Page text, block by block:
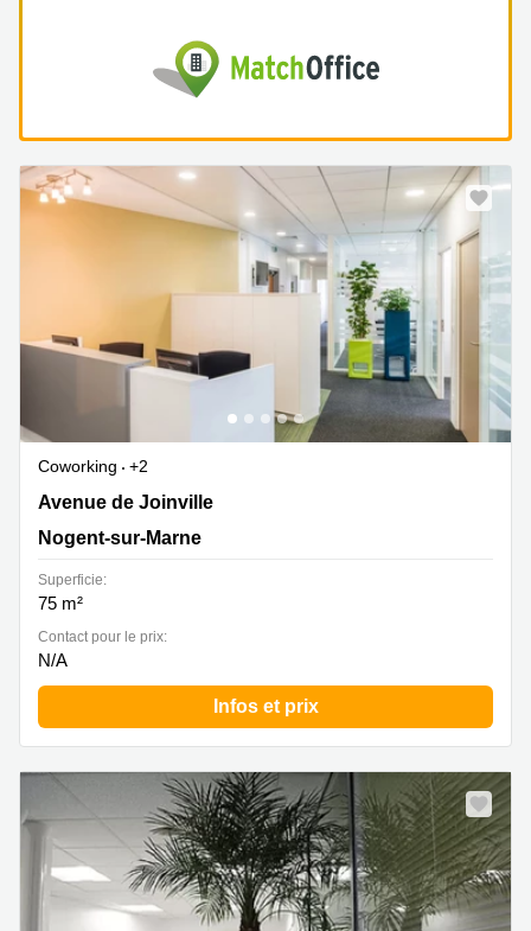
Coworking
+2
5 Avenue de Joinville, Nogent-sur-Marne
Avenue de Joinville
Nogent-sur-Marne
Superficie:
75 m²
Contact pour le prix:
N/A
Infos et prix